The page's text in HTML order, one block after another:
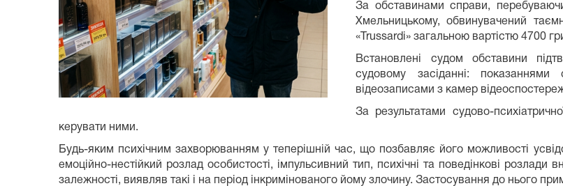
За обставинами справи,
Хмельницькому, обвинувачений
«Trussardi» загальною вартістю4700
Встановлені судом обставини
судовому засіданні: показаннями
відеозаписами з камер
За результатами судово-
керувати ними.
Будь-яким психічним захворюванням у теперішній час, що позбавляє його можливості
емоційно-нестійкий розлад особистості, імпульсивний тип, психічні та поведінкові
залежності, виявляв такі і на період інкримінованого йому злочину. Застосування до нього